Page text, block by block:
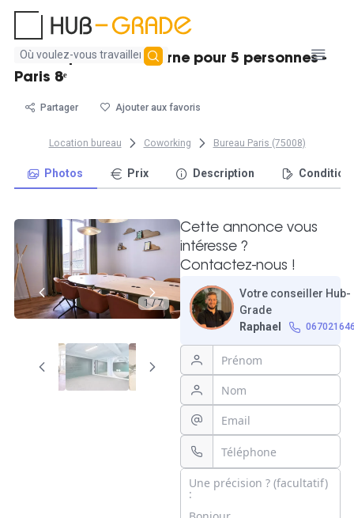
Aucun
résultat
Bureau privatif moderne pour 5 personnes -
Paris 8ᵉ
Partager Ajouter aux favoris
Location bureau Coworking Bureau Paris (75008)
Photos Prix Description
1 / 7
Cette annonce vous
intéresse ?
Contactez-nous !
Votre conseiller Hub-
Grade
Raphael